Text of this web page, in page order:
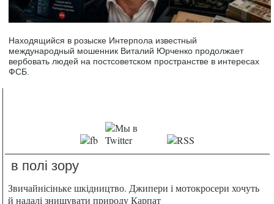
Находящийся в розыске Интерпола известный
международный мошенник Виталий Юрченко продолжает
вербовать людей на постсоветском пространстве в интересах
ФСБ.
в полі зору
Звичайнісіньке шкідництво. Джипери і мотокросери хочуть
й надалі знищувати природу Карпат